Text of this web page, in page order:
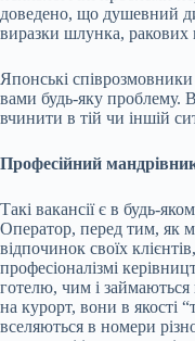
доведено, що душевний
виразки шлунка, ракових
Японські
вами будь-яку проблему.
вчинити в тій чи іншій
Професійний
Такі вакансії є в будь-
Оператор, перед тим, як
відпочинок своїх
професіоналізмі
готелю, чим і
на курорт, вони в якості
вселяються в номери